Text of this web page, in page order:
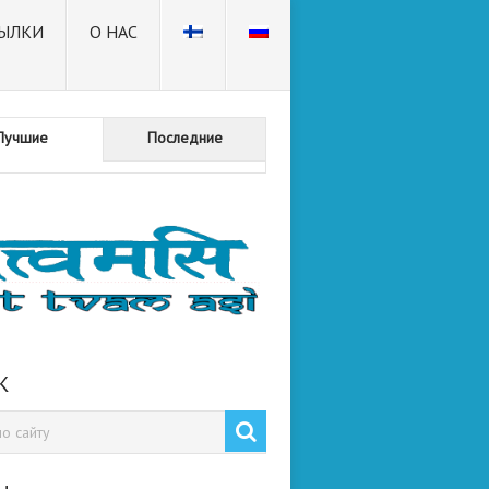
О НАС
Последние